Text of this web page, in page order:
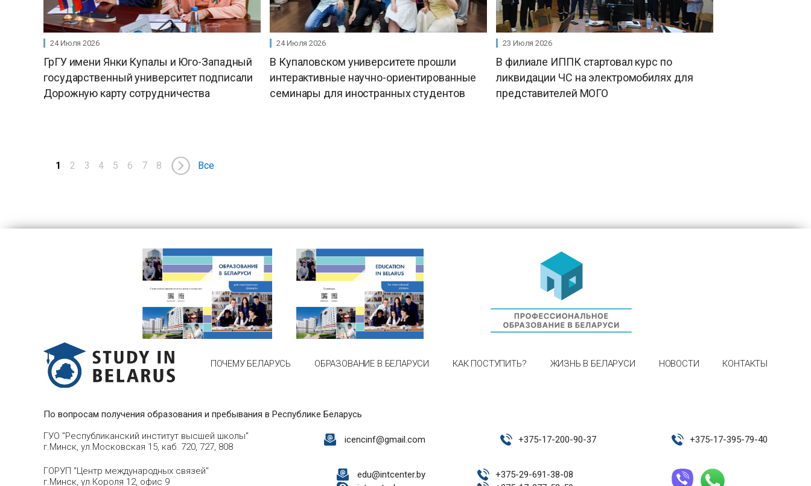
24 Июля 2026
ГрГУ имени Янки Купалы и Юго-Западный
государственный университет подписали
Дорожную карту сотрудничества
24 Июля 2026
В Купаловском университете прошли
интерактивные научно-ориентированные
семинары для иностранных студентов
23 Июля 2026
В филиале ИППК стартовал курс по
ликвидации ЧС на электромобилях для
представителей МОГО
1 2 3 4 5 6 7 8 Все
ПОЧЕМУ БЕЛАРУСЬ ОБРАЗОВАНИЕ В БЕЛАРУСИ КАК ПОСТУПИТЬ? ЖИЗНЬ В БЕЛАРУСИ НОВОСТИ КОНТАКТЫ
По вопросам получения образования и пребывания в Республике Беларусь
ГУО "Республиканский институт высшей школы"
г.Минск, ул.Московская 15, каб. 720, 727, 808
icencinf@gmail.com +375-17-200-90-37 +375-17-395-79-40
ГОРУП "Центр международных связей"
г.Минск, ул.Короля 12, офис 9
edu@intcenter.by
+375-29-691-38-08